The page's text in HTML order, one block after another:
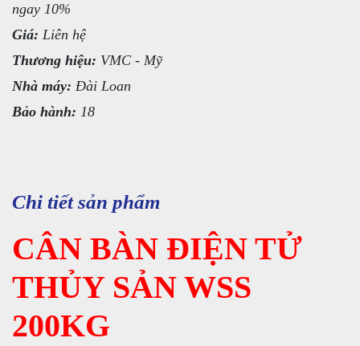
ngay 10%
Giá: Liên hệ
Thương hiệu: VMC - Mỹ
Nhà máy: Đài Loan
Bảo hành: 18
Chi tiết sản phẩm
CÂN BÀN ĐIỆN TỬ
THỦY SẢN WSS
200KG